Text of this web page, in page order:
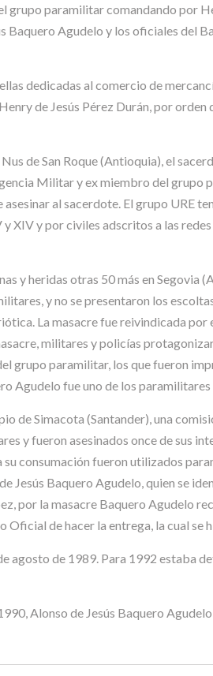
grupo paramilitar comandando por
Baquero Agudelo y los oficiales del
dedicadas al comercio de
de Jesús Pérez Durán, por
de San Roque (Antioquia), el
Militar y ex miembro del
al sacerdote. El grupo URE
XIV y por civiles adscritos a las
y heridas otras 50 más en
y no se presentaron los
La masacre fue reivindicada
militares y policías
grupo paramilitar, los que fueron
Agudelo fue uno de los
de Simacota (Santander), una
y fueron asesinados once de sus
consumación fueron utilizados
Jesús Baquero Agudelo, quien se
por la masacre Baquero Agudelo
de hacer la entrega, la cual
agosto de 1989. Para 1992 estaba
Alonso de Jesús Baquero